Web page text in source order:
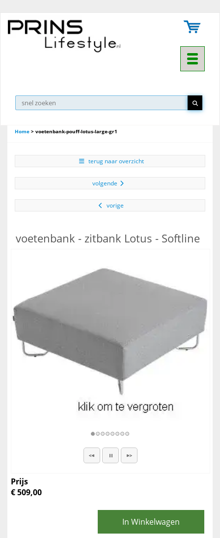
Toggle
Home > voetenbank-pouff-lotus-large-gr1
terug naar overzicht
volgende
vorige
voetenbank - zitbank Lotus - Softline
Prijs
€ 509,00
In Winkelwagen